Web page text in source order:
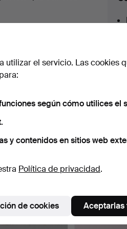
del lote.
coinciden con tu
utilizar el servicio. Las cookies
según cómo utilices el
y contenidos en sitios web
Política de privacidad.
de cookies Aceptarlas